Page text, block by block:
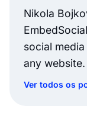
Nikola
social
any website.
Ver todos os